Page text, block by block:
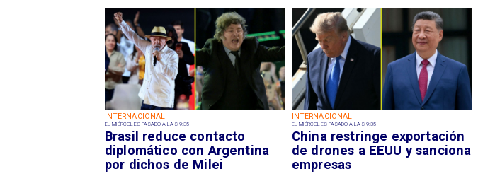
INTERNACIONAL
EL MIÉRCOLES PASADO A LAS 9:35
Brasil reduce contacto
diplomático con Argentina
por dichos de Milei
INTERNACIONAL
EL MIÉRCOLES PASADO A LAS 9:35
China restringe exportación
de drones a EEUU y sanciona
empresas